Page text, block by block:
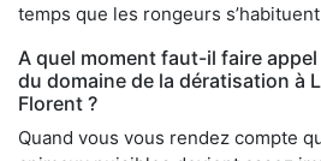
temps que les rongeurs
A quel moment faut-il faire
du domaine de la dératisation à
Florent ?
Quand vous vous rendez compte